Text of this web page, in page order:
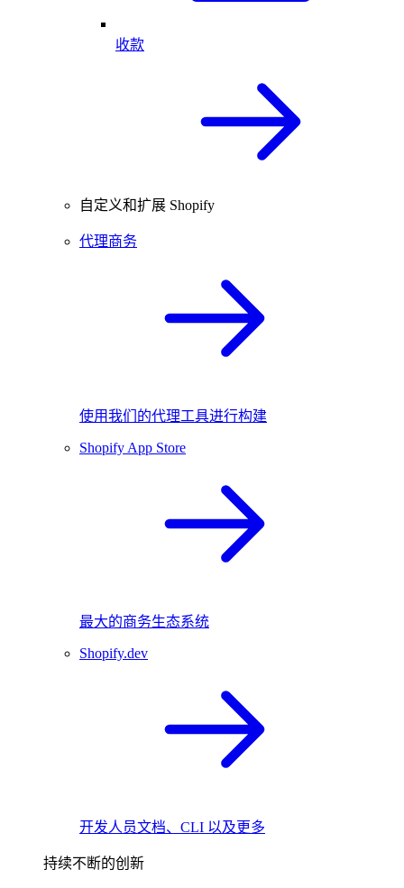
收款
自定义和扩展 Shopify
代理商务
使用我们的代理工具进行构建
Shopify App Store
最大的商务生态系统
Shopify.dev
开发人员文档、CLI 以及更多
持续不断的创新